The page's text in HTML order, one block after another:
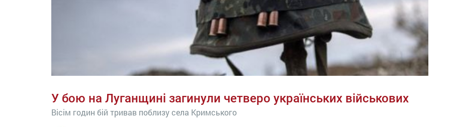
У бою на Луганщині загинули четверо українських військових
Вісім годин бій тривав поблизу села Кримського